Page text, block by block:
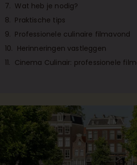
Wat heb je nodig?
Praktische tips
Professionele culinaire filmavond
Herinneringen vastleggen
Cinema Culinair: professionele